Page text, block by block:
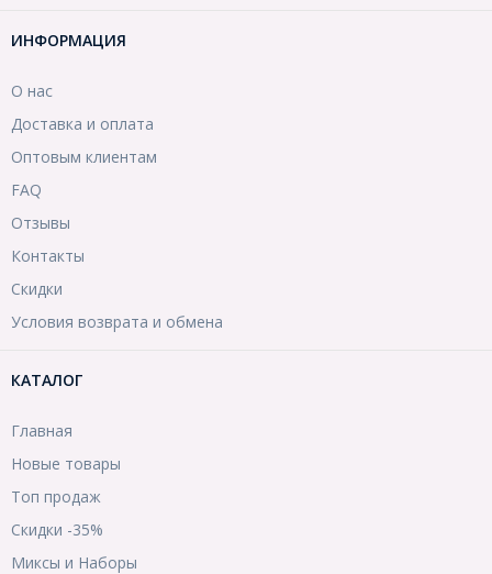
ИНФОРМАЦИЯ
О нас
Доставка и оплата
Оптовым клиентам
FAQ
Отзывы
Контакты
Скидки
Условия возврата и обмена
КАТАЛОГ
Главная
Новые товары
Топ продаж
Скидки -35%
Миксы и Наборы